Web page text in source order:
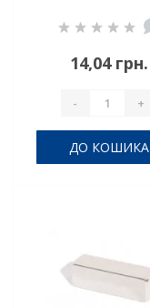
14,04 грн.
- +
ДО КОШИКА